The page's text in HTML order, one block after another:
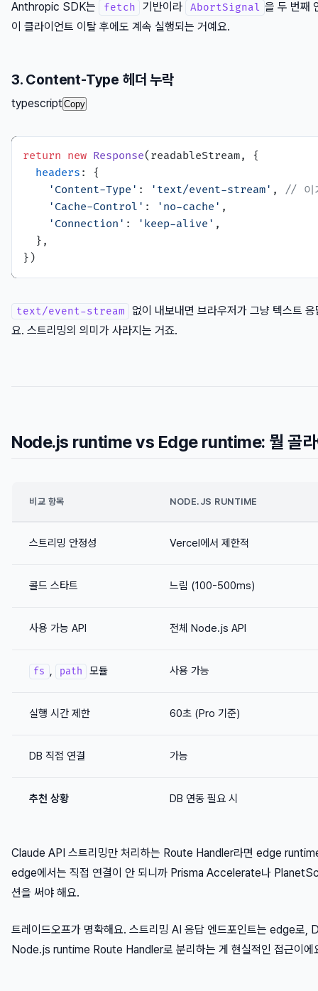
Anthropic SDK는 fetch 기반이라 AbortSignal 을 두 번째
이 클라이언트 이탈 후에도 계속 실행되는 거예요.
3. Content-Type 헤더 누락
typescriptCopy
return new Response(readableStream, {
headers : {
'Content-Type' : 'text/event-stream' , // 이
'Cache-Control' : 'no-cache' ,
'Connection' : 'keep-alive' ,
  },
text/event-stream
없이 내보내면 브라우저가 그냥 텍스트
요. 스트리밍의 의미가 사라지는 거죠.
Node.js runtime vs Edge runtime: 뭘 골라
비교 항목 NODE.JS RUNTIME
스트리밍 안정성 Vercel에서 제한적
콜드 스타트 느림 (100-500ms)
사용 가능 API 전체 Node.js API
fs , path 모듈 사용 가능
실행 시간 제한 60초 (Pro 기준)
DB 직접 연결 가능
추천 상황 DB 연동 필요 시
Claude API 스트리밍만 처리하는 Route Handler라면 edge
edge에서는 직접 연결이 안 되니까 Prisma Accelerate나
션을 써야 해요.
트레이드오프가 명확해요. 스트리밍 AI 응답 엔드포인트는 edge로,
Node.js runtime Route Handler로 분리하는 게 현실적인 접근이에